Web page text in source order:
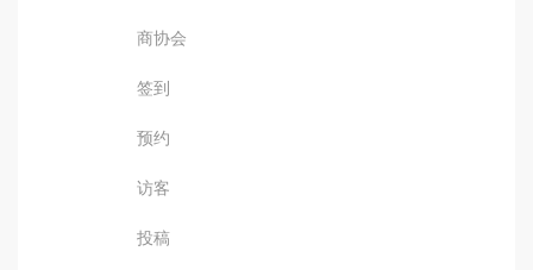
商协会
签到
预约
访客
投稿